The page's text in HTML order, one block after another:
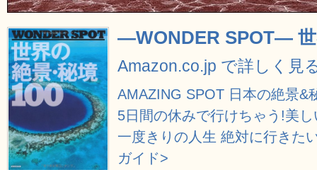
―WONDER SPOT― 世
Amazon.co.jp で詳しく見
AMAZING SPOT 日本の絶景&
5日間の休みで行けちゃう!美
一度きりの人生 絶対に行きた
ガイド>